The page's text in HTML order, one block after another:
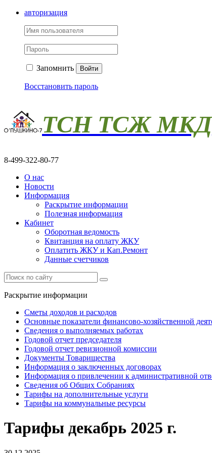
авторизация
Запомнить Войти
Восстановить пароль
ТСН ТСЖ МКД
8-499-322-80-77
О нас
Новости
Информация
Раскрытие информации
Полезная информация
Кабинет
Оборотная ведомость
Квитанция на оплату ЖКУ
Оплатить ЖКУ и Кап.Ремонт
Данные счетчиков
Раскрытие информации
Сметы доходов и расходов
Основные показатели финансово-хозяйственной
Сведения о выполняемых работах
Годовой отчет председателя
Годовой отчет ревизионной комиссии
Документы Товарищества
Информация о заключенных договорах
Информация о привлечении к административной
Сведения об Общих Собраниях
Тарифы на дополнительные услуги
Тарифы на коммунальные ресурсы
Тарифы декабрь 2025 г.